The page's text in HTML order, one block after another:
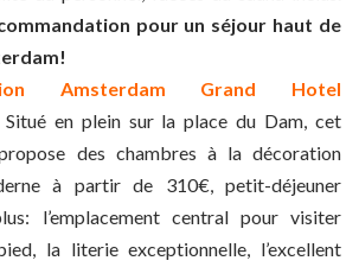
pour un séjour haut de
Amsterdam Grand Hotel
Situé en plein sur la place du Dam, cet
des chambres à la décoration
à partir de 310€, petit-déjeuner
l’emplacement central pour visiter
la literie exceptionnelle, l’excellent